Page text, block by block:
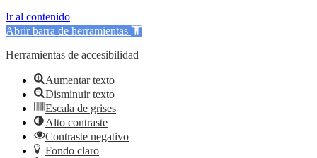
Ir al contenido
Abrir barra de herramientas
Herramientas de accesibilidad
Aumentar texto
Disminuir texto
Escala de grises
Alto contraste
Contraste negativo
Fondo claro